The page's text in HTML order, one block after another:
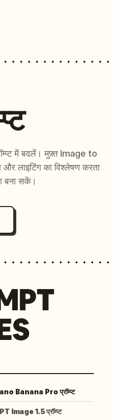
में बदलें। मुफ़्त Image to
लाइटिंग का विश्लेषण करता
बना सकें।
Banana Pro प्रॉम्प्ट
Image 1.5 प्रॉम्प्ट